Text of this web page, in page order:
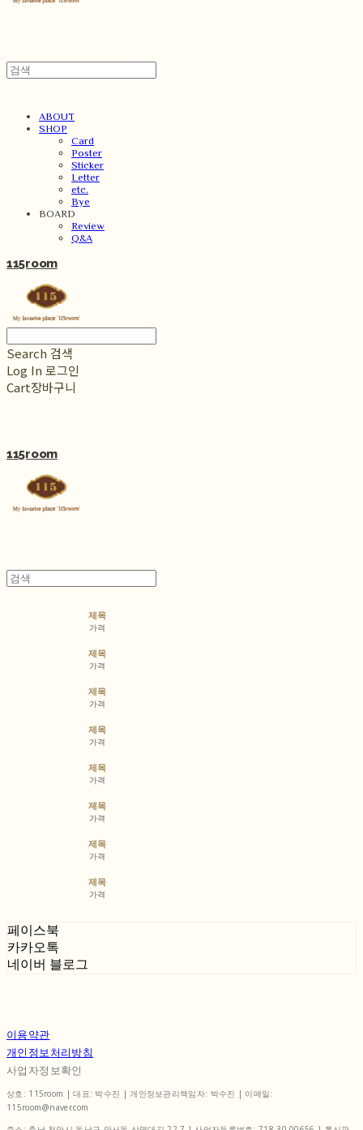
ABOUT
SHOP
Card
Poster
Sticker
Letter
etc.
Bye
BOARD
Review
Q&A
115room
Search 검색
Log In 로그인
Cart장바구니
115room
제목
가격
제목
가격
제목
가격
제목
가격
제목
가격
제목
가격
제목
가격
제목
가격
페이스북
카카오톡
네이버 블로그
이용약관
개인정보처리방침
사업자정보확인
상호: 115room | 대표: 박수진 | 개인정보관리책임자: 박수진 | 이메일:
115room@naver.com